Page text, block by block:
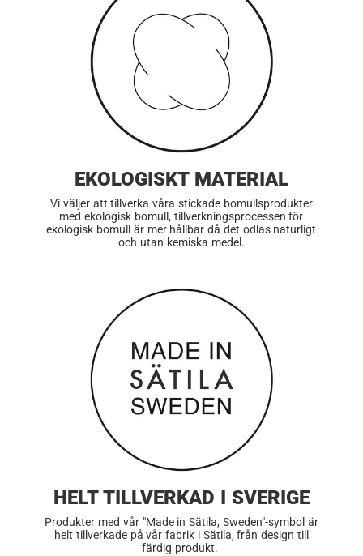
EKOLOGISKT MATERIAL
Vi väljer att tillverka våra stickade bomullsprodukter
med ekologisk bomull, tillverkningsprocessen för
ekologisk bomull är mer hållbar då det odlas naturligt
och utan kemiska medel.
HELT TILLVERKAD I SVERIGE
Produkter med vår "Made in Sätila, Sweden"-symbol är
helt tillverkade på vår fabrik i Sätila, från design till
färdig produkt.